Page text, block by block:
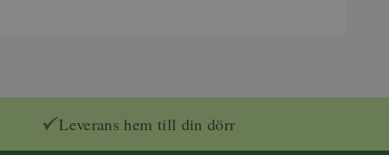
Leverans hem till din dörr